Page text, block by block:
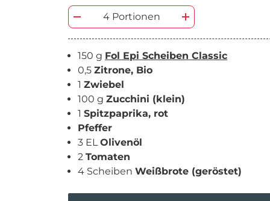
4 Portionen
150 g Fol Epi Scheiben Classic
0,5 Zitrone, Bio
1 Zwiebel
100 g Zucchini (klein)
1 Spitzpaprika, rot
Pfeffer
3 ELOlivenöl
2 Tomaten
4 Scheiben Weißbrote (geröstet)